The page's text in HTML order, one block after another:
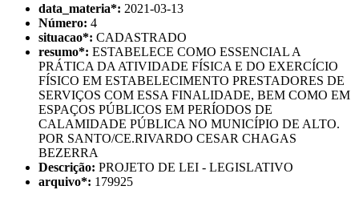
data_materia*: 2021-03-13
Número: 4
situacao*: CADASTRADO
resumo*: ESTABELECE COMO ESSENCIAL A
PRÁTICA DA ATIVIDADE FÍSICA E DO EXERCÍCIO
FÍSICO EM ESTABELECIMENTO PRESTADORES DE
SERVIÇOS COM ESSA FINALIDADE, BEM COMO EM
ESPAÇOS PÚBLICOS EM PERÍODOS DE
CALAMIDADE PÚBLICA NO MUNICÍPIO DE ALTO.
POR SANTO/CE.RIVARDO CESAR CHAGAS
BEZERRA
Descrição: PROJETO DE LEI - LEGISLATIVO
arquivo*: 179925